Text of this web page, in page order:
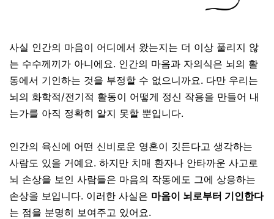
사실 인간의 마음이 어디에서 왔는지는 더 이상 풀리지 않
는 수수께끼가 아니에요. 인간의 마음과 자의식은 뇌의 활
동에서 기인하는 것을 부정할 수 없으니까요. 다만 우리는
뇌의 화학적/전기적 활동이 어떻게 정신 작용을 만들어 내
는가를 아직 정확히 알지 못할 뿐입니다.
인간의 육신에 어떤 신비로운 영혼이 깃든다고 생각하는
사람도 있을 거예요. 하지만 치매 환자나 안타까운 사고로
뇌 손상을 보인 사람들은 마음의 작동에도 그에 상응하는
손상을 보입니다. 이러한 사실은 마음이 뇌로부터 기인한다
는 점을 분명히 보여주고 있어요.